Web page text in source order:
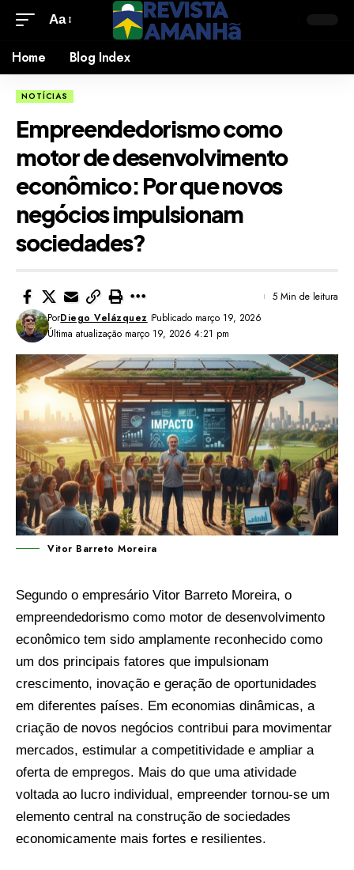
Aa
Home Blog Index
NOTÍCIAS
Empreendedorismo como
motor de desenvolvimento
econômico: Por que novos
negócios impulsionam
sociedades?
Última atualização março 19, 2026 4:21 pm
PorDiego Velázquez Publicado março 19, 2026
5 Min de leitura
Vitor Barreto Moreira
Segundo o empresário Vitor Barreto Moreira, o
empreendedorismo como motor de desenvolvimento
econômico tem sido amplamente reconhecido como
um dos principais fatores que impulsionam
crescimento, inovação e geração de oportunidades
em diferentes países. Em economias dinâmicas, a
criação de novos negócios contribui para movimentar
mercados, estimular a competitividade e ampliar a
oferta de empregos. Mais do que uma atividade
voltada ao lucro individual, empreender tornou-se um
elemento central na construção de sociedades
economicamente mais fortes e resilientes.